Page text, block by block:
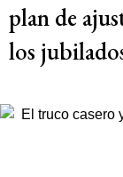
plan de
los